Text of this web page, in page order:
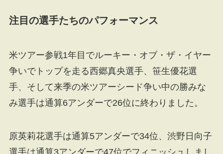
注目の選手たちのパフォーマンス
米ツアー参戦1年目でルーキー・オブ・ザ・イヤー
争いでトップを走る西郷真央選手、笹生優花選
手、そして来季の米ツアーシード争い中の勝みな
み選手は通算6アンダーで26位に終わりました。
原英莉花選手は通算5アンダーで34位、渋野日向子